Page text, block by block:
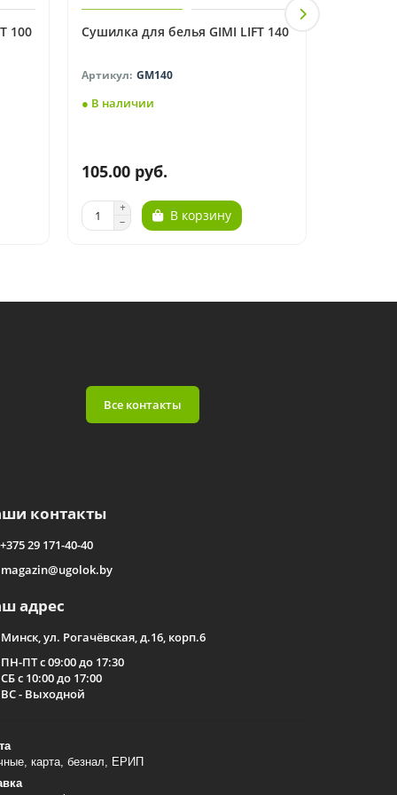
100 Сушилка для белья GIMI LIFT 140
GM140
● В наличии
105.00 руб.
В корзину
Все контакты
контакты
+375 29 171-40-40
magazin@ugolok.by
адрес
Минск, ул. Рогачёвская, д.16, корп.6
ПН-ПТ с 09:00 до 17:30
СБ с 10:00 до 17:00
ВС - Выходной
карта, безнал, ЕРИП